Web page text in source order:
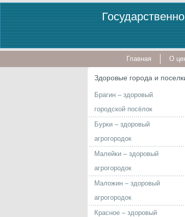
Главная О
Здоровые города и
Брагин – здоровый
городской посёлок
Бурки – здоровый
агрогородок
Малейки – здоровый
агрогородок
Маложин – здоровый
агрогородок
Красное – здоровый